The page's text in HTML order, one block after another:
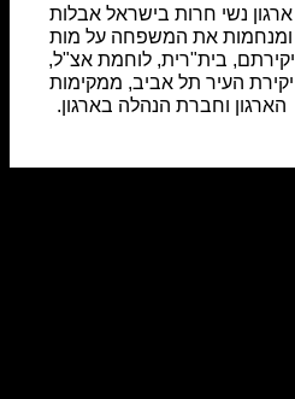
ארגון נשי חרות בישראל אבלות
ומנחמות את המשפחה על מות
יקירתם, בית"רית, לוחמת אצ"ל,
יקירת העיר תל אביב, ממקימות
הארגון וחברת הנהלה בארגון.